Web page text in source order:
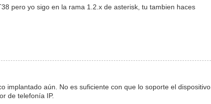
pero yo sigo en la rama 1.2.x de asterisk, tu tambien haces
implantado aún. No es suficiente con que lo soporte el dispositivo
de telefonía IP.